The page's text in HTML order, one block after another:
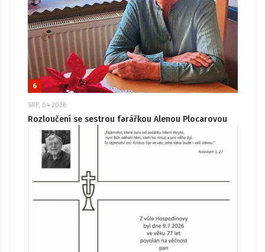
6
SRP, 04 2026
Rozloučení se sestrou farářkou Alenou Plocarovou